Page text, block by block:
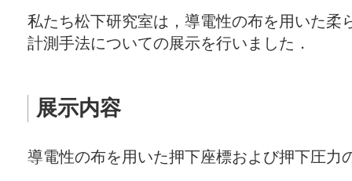
私たち松下研究室は，導電性の布を用いた柔
計測手法についての展示を行いました．
展示内容
導電性の布を用いた押下座標および押下圧力